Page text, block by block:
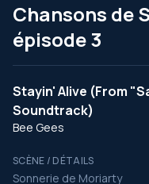
Chansons de
épisode 3
Stayin' Alive (From
Soundtrack)
Bee Gees
SCÈNE / DÉTAILS
Sonnerie de Moriarty